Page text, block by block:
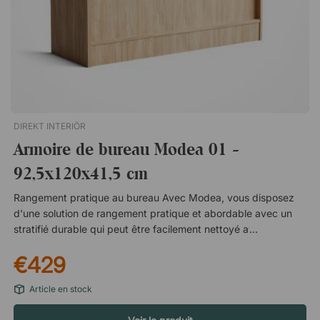
DIREKT INTERIÖR
Armoire de bureau Modea 01 -
92,5x120x41,5 cm
Rangement pratique au bureau Avec Modea, vous disposez
d'une solution de rangement pratique et abordable avec un
stratifié durable qui peut être facilement nettoyé avec un
fournitures de bureau pour un aspect ordonné, en particulier
dans les bureaux de type open space. Gagnez de l'espace
grâce aux portes coulissantes et aux poignées intégrées
Grâce à ses portes coulissantes pratiques, Modea est idéal
€429
Article en stock